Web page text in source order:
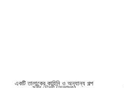
একটি তালাকের কাহিনি ও অন্যান্য গল্প